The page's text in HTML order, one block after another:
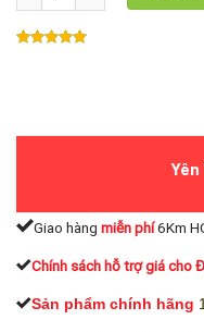
Yên
Giao hàng miễn phí6Km
Chính sách hỗ trợ giá cho
Sản phẩm chính hãng